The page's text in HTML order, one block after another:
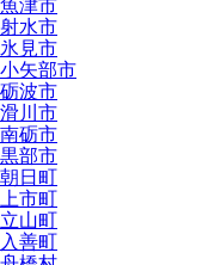
魚津市
射水市
氷見市
小矢部市
砺波市
滑川市
南砺市
黒部市
朝日町
上市町
立山町
入善町